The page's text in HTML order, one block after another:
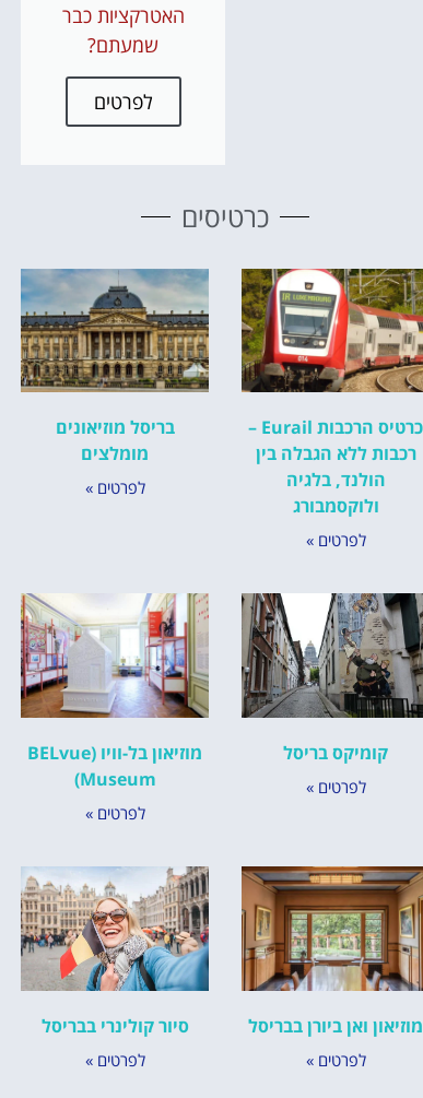
האטרקציות כבר
שמעתם?
לפרטים
כרטיסים
כרטיס הרכבות Eurail –
רכבות ללא הגבלה בין
הולנד, בלגיה
ולוקסמבורג
לפרטים »
בריסל מוזיאונים
מומלצים
לפרטים »
קומיקס בריסל
לפרטים »
מוזיאון בל-וויו (BELvue
Museum)
לפרטים »
מוזיאון ואן ביורן בבריסל
לפרטים »
סיור קולינרי בבריסל
לפרטים »